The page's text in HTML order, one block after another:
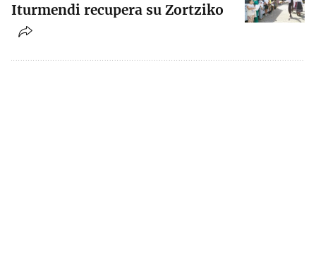
Iturmendi recupera su Zortziko